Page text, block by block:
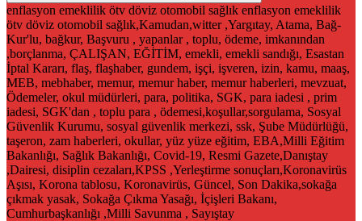
enflasyon emeklilik ötv döviz otomobil sağlık enflasyon emeklilik
ötv döviz otomobil sağlık,Kamudan,witter ,Yargıtay, Atama, Bağ-
Kur'lu, bağkur, Başvuru , yapanlar , toplu, ödeme, imkanından
,borçlanma, ÇALIŞAN, EĞİTİM, emekli, emekli sandığı, Esastan
İptal Kararı, flaş, flaşhaber, gundem, işçi, işveren, izin, kamu, maaş,
MEB, mebhaber, memur, memur haber, memur haberleri, mevzuat,
Ödemeler, okul müdürleri, para, politika, SGK, para iadesi , prim
iadesi, SGK'dan , toplu para , ödemesi,koşullar,sorgulama, Sosyal
Güvenlik Kurumu, sosyal güvenlik merkezi, ssk, Şube Müdürlüğü,
taşeron, zam haberleri, okullar, yüz yüze eğitim, EBA,Milli Eğitim
Bakanlığı, Sağlık Bakanlığı, Covid-19, Resmi Gazete,Danıştay
,Dairesi, disiplin cezaları,KPSS ,Yerleştirme sonuçları,Koronavirüs
Aşısı, Korona tablosu, Koronavirüs, Güncel, Son Dakika,sokağa
çıkmak yasak, Sokağa Çıkma Yasağı, İçişleri Bakanı,
Cumhurbaşkanlığı ,Milli Savunma , Sayıştay